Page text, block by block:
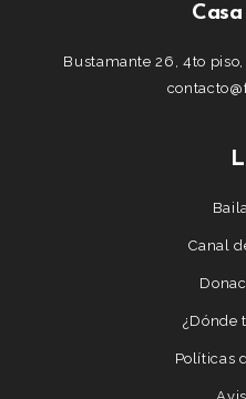
Bustamante 26, 4to
Canal
¿Dónde
Políticas